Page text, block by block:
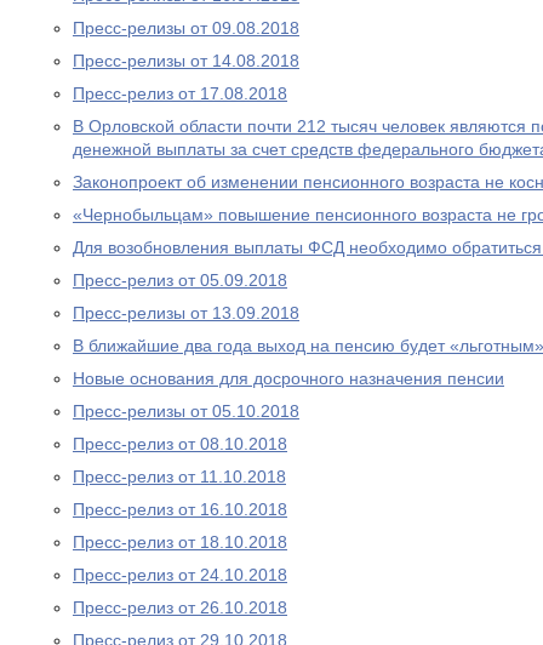
Пресс-релизы от 09.08.2018
Пресс-релизы от 14.08.2018
Пресс-релиз от 17.08.2018
В Орловской области почти 212 тысяч человек являются
денежной выплаты за счет средств федерального
Законопроект об изменении пенсионного возраста не
«Чернобыльцам» повышение пенсионного возраста не
Для возобновления выплаты ФСД необходимо
Пресс-релиз от 05.09.2018
Пресс-релизы от 13.09.2018
В ближайшие два года выход на пенсию будет «льготным»
Новые основания для досрочного назначения пенсии
Пресс-релизы от 05.10.2018
Пресс-релиз от 08.10.2018
Пресс-релиз от 11.10.2018
Пресс-релиз от 16.10.2018
Пресс-релиз от 18.10.2018
Пресс-релиз от 24.10.2018
Пресс-релиз от 26.10.2018
Пресс-релиз от 29.10.2018